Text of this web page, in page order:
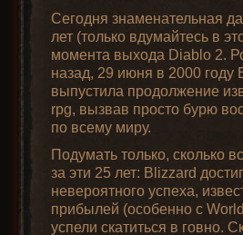
Diablo 2
модификаций
Полезные
программы
и утилиты
Доступные
разрешения
в игре
Урон ядом
Запуск Diablo
2 на Android
Первым делом
Хорадримским Кубом ,
забит камнями 1-го уровня,
можно быстрее объединить
место.
Сегодня знаменательная
лет (только вдумайтесь в
момента выхода Diablo 2.
назад, 29 июня в 2000 году
выпустила продолжение
rpg, вызвав просто бурю
по всему миру.
Подумать только, сколько
за эти 25 лет: Blizzard
невероятного успеха,
прибылей (особенно с
успели скатиться в говно.